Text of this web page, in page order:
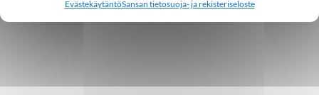
EvästekäytäntöSansan tietosuoja- ja rekisteriseloste